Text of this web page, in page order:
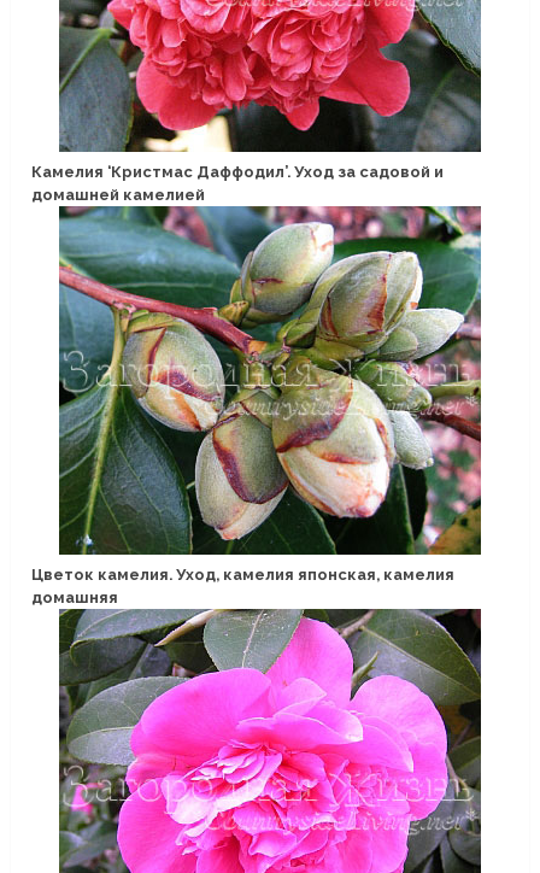
Камелия ‘Кристмас Даффодил’. Уход за садовой и
домашней камелией
Цветок камелия. Уход, камелия японская, камелия
домашняя